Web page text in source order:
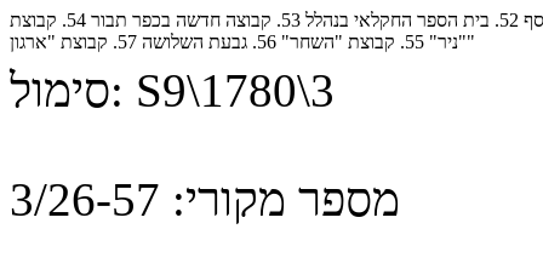
ענייני חקלאות.51. גדוד העבודה משק תל יוסף 52. בית הספר החקלאי בנהלל 53. קבוצה חדשה בכפר תבור 54. קבוצת
"ניר" 55. קבוצת "השחר" 56. גבעת השלושה 57. קבוצת "ארגון"
סימול: S9\1780\3
מספר מקורי: 3/26-57